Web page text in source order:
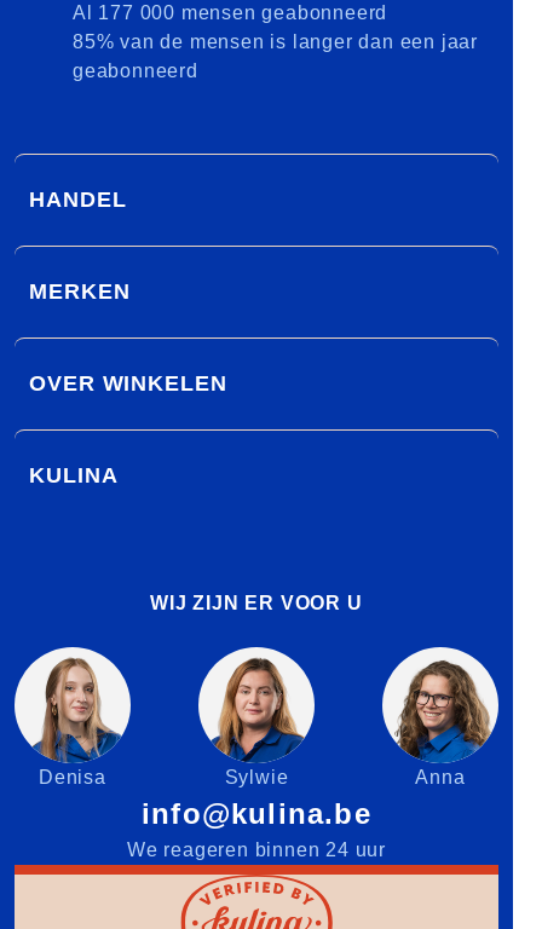
Al 177 000 mensen geabonneerd
85% van de mensen is langer dan een jaar
geabonneerd
HANDEL
MERKEN
OVER WINKELEN
KULINA
WIJ ZIJN ER VOOR U
Denisa Sylwie Anna
info@kulina.be
We reageren binnen 24 uur